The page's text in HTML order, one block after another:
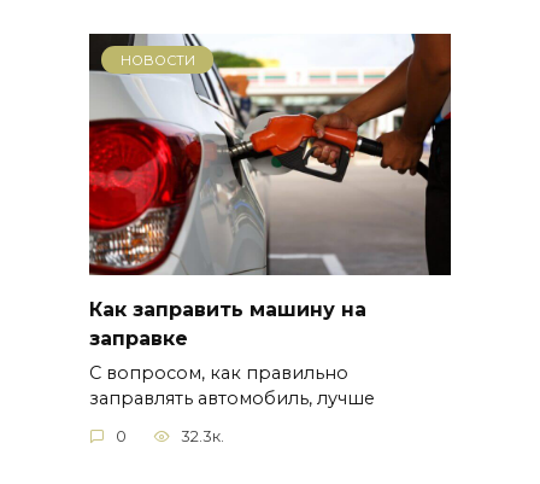
НОВОСТИ
Как заправить машину на
заправке
С вопросом, как правильно
заправлять автомобиль, лучше
0 32.3к.